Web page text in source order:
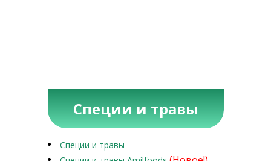
Специи и травы
Специи и травы